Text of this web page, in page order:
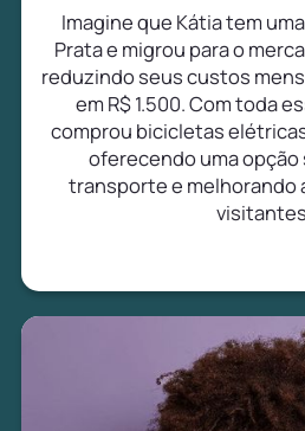
Imagine que Kátia tem
Prata e migrou para o
reduzindo seus custos
em R$ 1.500. Com toda
comprou bicicletas
oferecendo uma
transporte e melhorando